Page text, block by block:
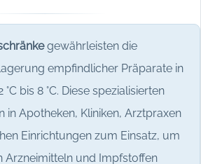
gewährleisten die
empfindlicher Präparate in
bis 8 °C. Diese spezialisierten
in Apotheken, Kliniken, Arztpraxen
Einrichtungen zum Einsatz, um
Arzneimitteln und Impfstoffen